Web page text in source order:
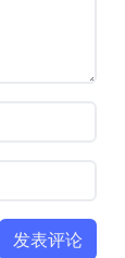
发表评论